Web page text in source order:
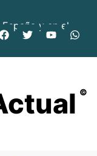
y en el
©